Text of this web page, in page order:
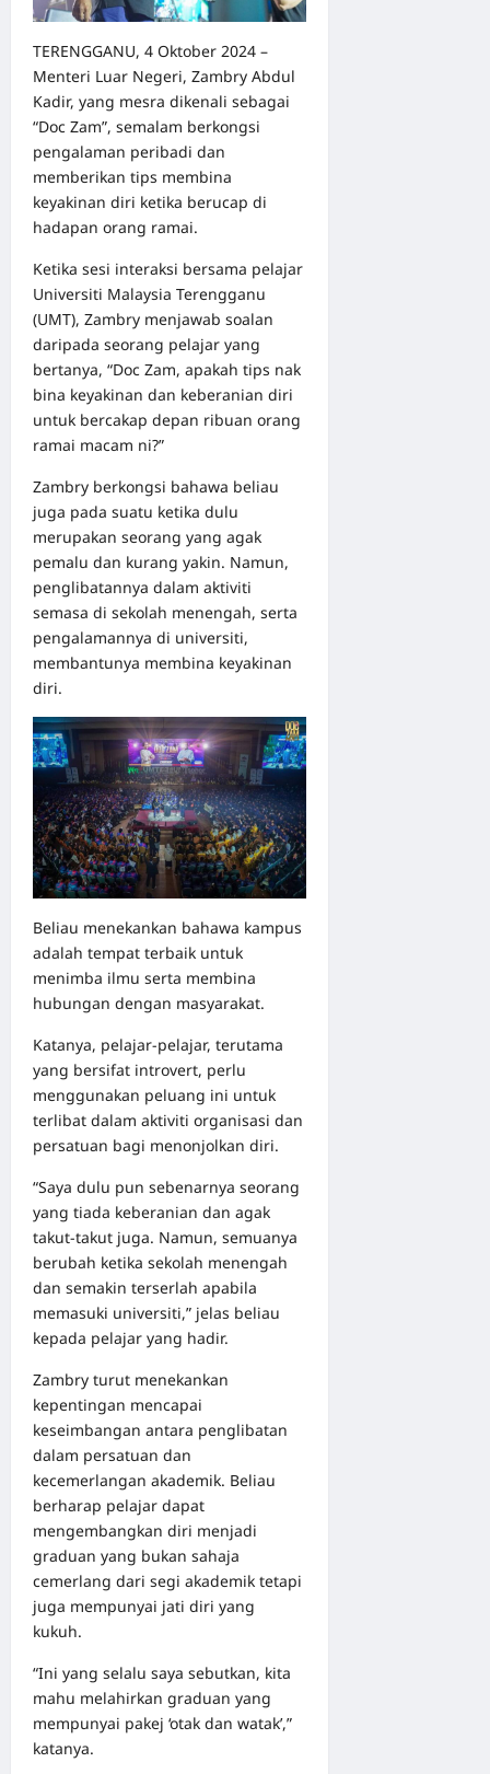
TERENGGANU, 4 Oktober 2024 –
Menteri Luar Negeri, Zambry Abdul
Kadir, yang mesra dikenali sebagai
“Doc Zam”, semalam berkongsi
pengalaman peribadi dan
memberikan tips membina
keyakinan diri ketika berucap di
hadapan orang ramai.
Ketika sesi interaksi bersama pelajar
Universiti Malaysia Terengganu
(UMT), Zambry menjawab soalan
daripada seorang pelajar yang
bertanya, “Doc Zam, apakah tips nak
bina keyakinan dan keberanian diri
untuk bercakap depan ribuan orang
ramai macam ni?”
Zambry berkongsi bahawa beliau
juga pada suatu ketika dulu
merupakan seorang yang agak
pemalu dan kurang yakin. Namun,
penglibatannya dalam aktiviti
semasa di sekolah menengah, serta
pengalamannya di universiti,
membantunya membina keyakinan
diri.
Beliau menekankan bahawa kampus
adalah tempat terbaik untuk
menimba ilmu serta membina
hubungan dengan masyarakat.
Katanya, pelajar-pelajar, terutama
yang bersifat introvert, perlu
menggunakan peluang ini untuk
terlibat dalam aktiviti organisasi dan
persatuan bagi menonjolkan diri.
“Saya dulu pun sebenarnya seorang
yang tiada keberanian dan agak
takut-takut juga. Namun, semuanya
berubah ketika sekolah menengah
dan semakin terserlah apabila
memasuki universiti,” jelas beliau
kepada pelajar yang hadir.
Zambry turut menekankan
kepentingan mencapai
keseimbangan antara penglibatan
dalam persatuan dan
kecemerlangan akademik. Beliau
berharap pelajar dapat
mengembangkan diri menjadi
graduan yang bukan sahaja
cemerlang dari segi akademik tetapi
juga mempunyai jati diri yang
kukuh.
“Ini yang selalu saya sebutkan, kita
mahu melahirkan graduan yang
mempunyai pakej ‘otak dan watak’,”
katanya.